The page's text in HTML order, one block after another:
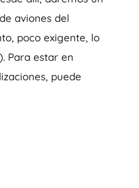
aviones del
poco exigente, lo
Para estar en
puede